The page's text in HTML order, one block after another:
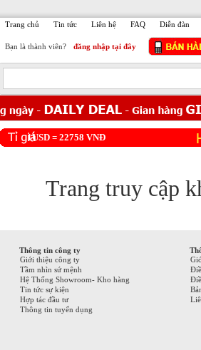
Trang chủ Tin tức Liên hệ FAQ Diễn đàn
Bạn là thành viên?
đăng nhập tại đây
1USD = 22758 VNĐ
Trang truy cập
Thông tin công ty
Giới thiệu công ty
Tầm nhìn sứ mệnh
Hệ Thống Showroom- Kho hàng
Tin tức sự kiện
Hợp tác đầu tư
Thông tin tuyển dụng